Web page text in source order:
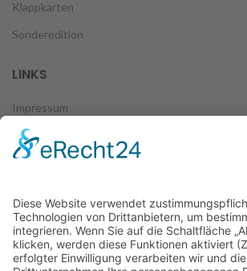
Klappkarten
Sonderedition
LINKS
Impressum
Datenschutz
Zahlungsweisen
Widerruf
AGB